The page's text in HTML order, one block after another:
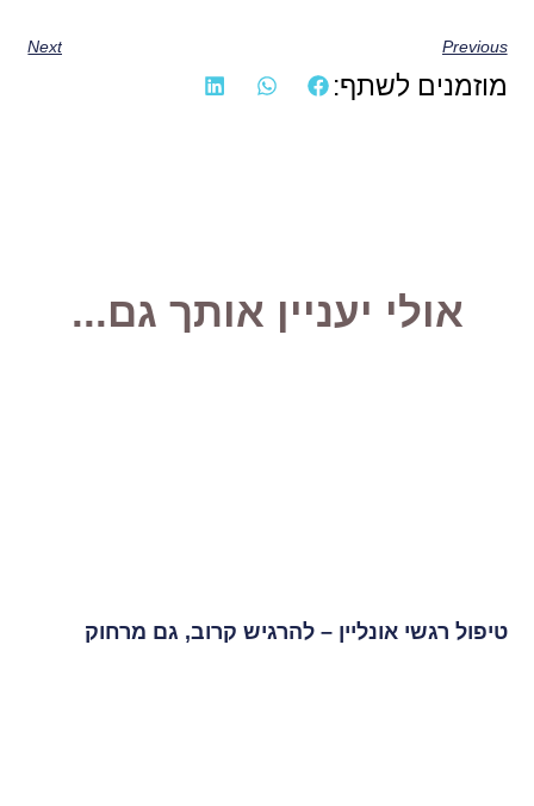
Previous
Next
מוזמנים לשתף:
אולי יעניין אותך גם...
טיפול רגשי אונליין – להרגיש קרוב, גם מרחוק